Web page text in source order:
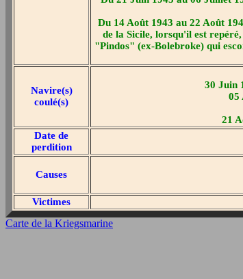
Du 14 Août 1943 au 22 Août
de la Sicile, lorsqu'il est
"Pindos" (ex-Bolebroke) qui
Navire(s)
coulé(s)
30 Juin
05
21
Date de
perdition
Causes
Victimes
Carte de la Kriegsmarine